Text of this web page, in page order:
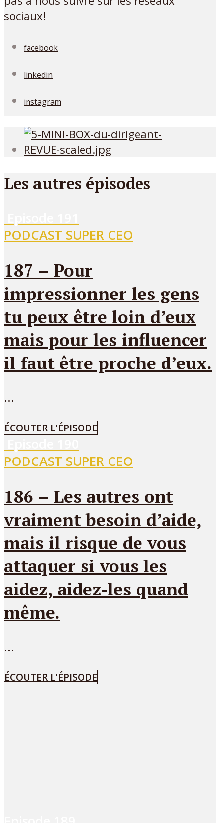
sociaux!
facebook
linkedin
instagram
Les autres épisodes
PODCAST SUPER CEO
187 – Pour
impressionner les gens
tu peux être loin d’eux
mais pour les influencer
il faut être proche d’eux.
...
ÉCOUTER L'ÉPISODE
PODCAST SUPER CEO
186 – Les autres ont
vraiment besoin d’aide,
mais il risque de vous
attaquer si vous les
aidez, aidez-les quand
même.
...
ÉCOUTER L'ÉPISODE